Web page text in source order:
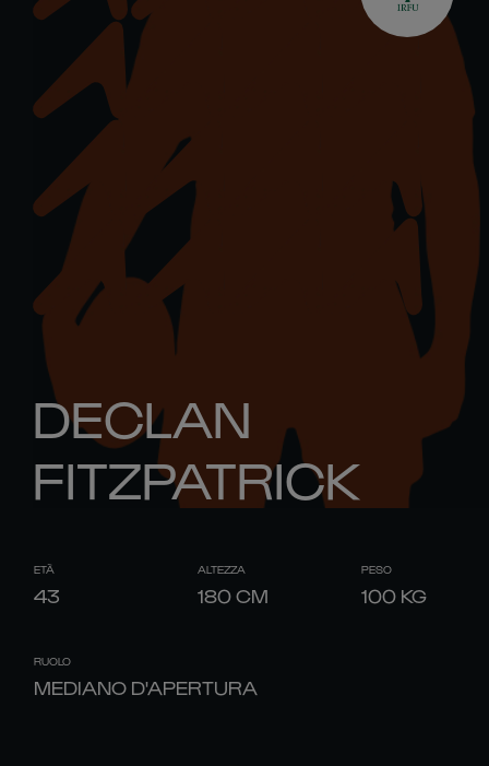
DECLAN
FITZPATRICK
ETÀ
43
ALTEZZA
180CM
PESO
100 KG
RUOLO
MEDIANO D'APERTURA